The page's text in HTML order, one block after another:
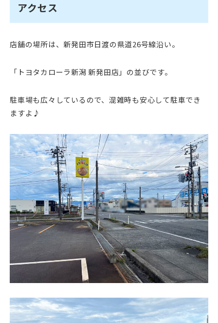
アクセス
店舗の場所は、新発田市日渡の県道26号線沿い。
「 トヨタカローラ新潟 新発田店」の並びです。
駐車場も広々しているので、混雑時も安心して駐車でき
ますよ♪